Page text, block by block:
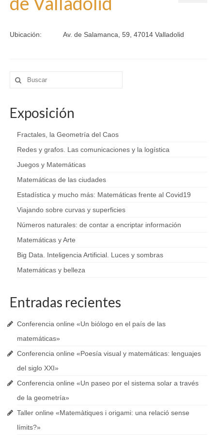
Eventos
Papiroflexia
¿Sabías que…?
Pasatiempos matemáticos
Sostenibilidad
Exposición de Fotografía
Fotografía
El día de las Mates
Audiolibro
Entidades financiadoras
Mathcitymap
Ubicación: Av. de Salamanca, 59, 47014 Valladolid
Buscar
por:
Exposición
Fractales, la Geometría del Caos
Redes y grafos. Las comunicaciones y la logística
Juegos y Matemáticas
Matemáticas de las ciudades
Estadística y mucho más: Matemáticas frente al Covid19
Viajando sobre curvas y superficies
Números naturales: de contar a encriptar información
Matemáticas y Arte
Big Data. Inteligencia Artificial. Luces y sombras
Matemáticas y belleza
Entradas recientes
Conferencia online «Un biólogo en el país de las
matemáticas»
Conferencia online «Poesía visual y matemáticas: lenguajes
del siglo XXI»
Conferencia online «Un paseo por el sistema solar a través
de la geometría»
Taller online «Matemàtiques i origami: una relació sense
límits?»